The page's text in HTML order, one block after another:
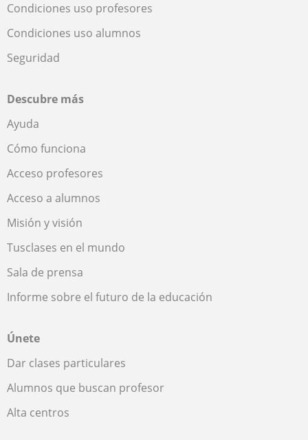
Condiciones uso profesores
Condiciones uso alumnos
Seguridad
Descubre más
Ayuda
Cómo funciona
Acceso profesores
Acceso a alumnos
Misión y visión
Tusclases en el mundo
Sala de prensa
Informe sobre el futuro de la educación
Únete
Dar clases particulares
Alumnos que buscan profesor
Alta centros